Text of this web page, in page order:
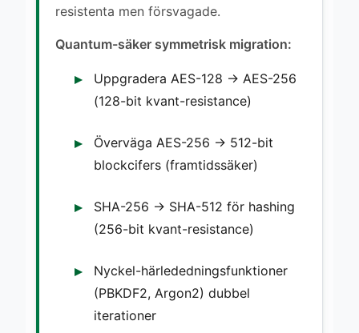
resistenta men försvagade.
Quantum-säker symmetrisk migration:
Uppgradera AES-128 → AES-256
(128-bit kvant-resistance)
Överväga AES-256 → 512-bit
blockcifers (framtidssäker)
SHA-256 → SHA-512 för hashing
(256-bit kvant-resistance)
Nyckel-härlededningsfunktioner
(PBKDF2, Argon2) dubbel
iterationer